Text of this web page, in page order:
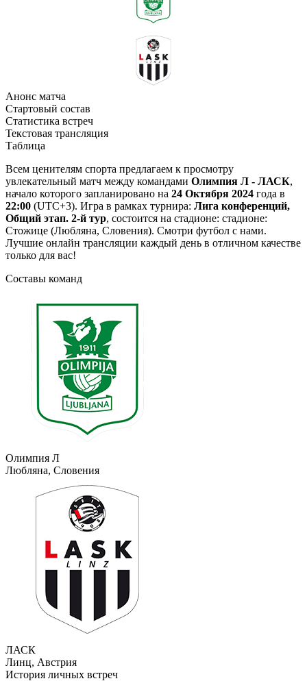
Анонс матча
Стартовый состав
Статистика встреч
Текстовая трансляция
Таблица
Всем ценителям спорта предлагаем к просмотру
увлекательный матч между командами Олимпия Л - ЛАСК,
начало которого запланировано на 24 Октября 2024 года в
22:00 (UTC+3). Игра в рамках турнира: Лига конференций,
Общий этап. 2-й тур, состоится на стадионе: стадионе:
Стожице (Любляна, Словения). Смотри футбол с нами.
Лучшие онлайн трансляции каждый день в отличном качестве
только для вас!
Составы команд
Олимпия Л
Любляна, Словения
ЛАСК
Линц, Австрия
История личных встреч